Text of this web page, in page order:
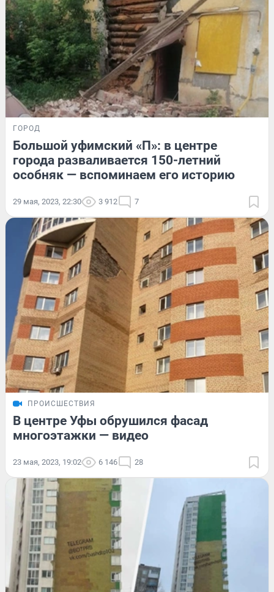
ГОРОД
Большой уфимский «П»: в центре
города разваливается 150-летний
особняк — вспоминаем его историю
29 мая, 2023, 22:30 3 912 7
ПРОИСШЕСТВИЯ
В центре Уфы обрушился фасад
многоэтажки — видео
23 мая, 2023, 19:02 6 146 28